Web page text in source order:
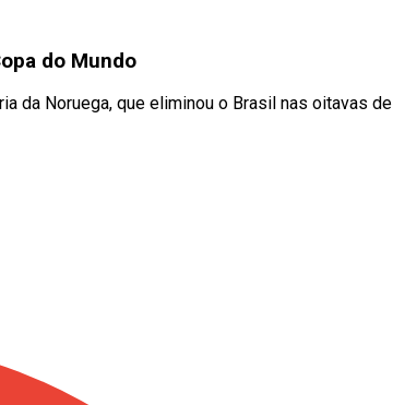
do Mundo
da Noruega, que eliminou o Brasil nas oitavas de